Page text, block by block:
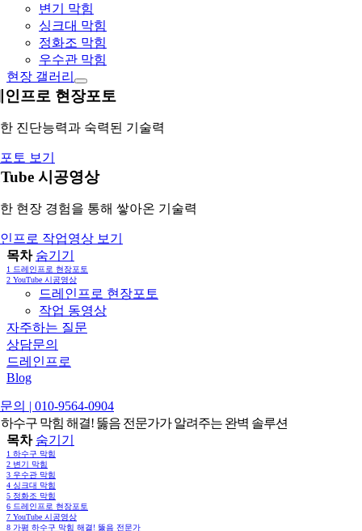
변기 막힘
싱크대 막힘
정화조 막힘
우수관 막힘
현장 갤러리
인프로 현장포토
진단능력과 숙력된 기술력
토 보기
시공영상
현장 경험을 통해 쌓아온 기술력
프로 작업영상 보기
목차 숨기기
1 드레인프로 현장포토
2 YouTube 시공영상
드레인프로 현장포토
작업 동영상
자주하는 질문
상담문의
드레인프로
Blog
의 | 010-9564-0904
수구 막힘 해결! 뚫음 전문가가 알려주는 완벽 솔루션
목차 숨기기
1 하수구 막힘
2 변기 막힘
3 우수관 막힘
4 싱크대 막힘
5 정화조 막힘
6 드레인프로 현장포토
7 YouTube 시공영상
8 가평 하수구 막힘 해결! 뚫음 전문가